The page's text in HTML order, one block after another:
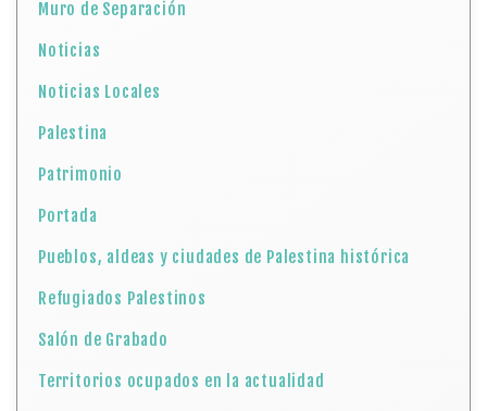
Muro de Separación
Noticias
Noticias Locales
Palestina
Patrimonio
Portada
Pueblos, aldeas y ciudades de Palestina histórica
Refugiados Palestinos
Salón de Grabado
Territorios ocupados en la actualidad